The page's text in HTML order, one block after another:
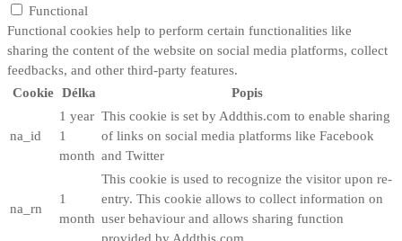
Functional
Functional cookies help to perform certain functionalities like
sharing the content of the website on social media platforms, collect
feedbacks, and other third-party features.
Cookie Délka Popis
na_id
1 year
1
month
This cookie is set by Addthis.com to enable sharing
of links on social media platforms like Facebook
and Twitter
na_rn
1
month
This cookie is used to recognize the visitor upon re-
entry. This cookie allows to collect information on
user behaviour and allows sharing function